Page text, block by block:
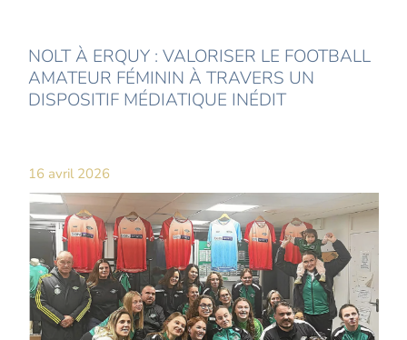
NOLT À ERQUY : VALORISER LE FOOTBALL
AMATEUR FÉMININ À TRAVERS UN
DISPOSITIF MÉDIATIQUE INÉDIT
16 avril 2026